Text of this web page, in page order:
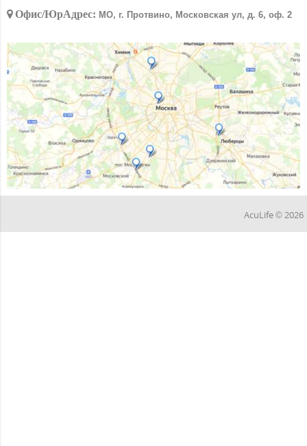
Офис/ЮрАдрес: МО, г. Протвино, Московская ул, д. 6, оф. 2
AcuLife © 2026